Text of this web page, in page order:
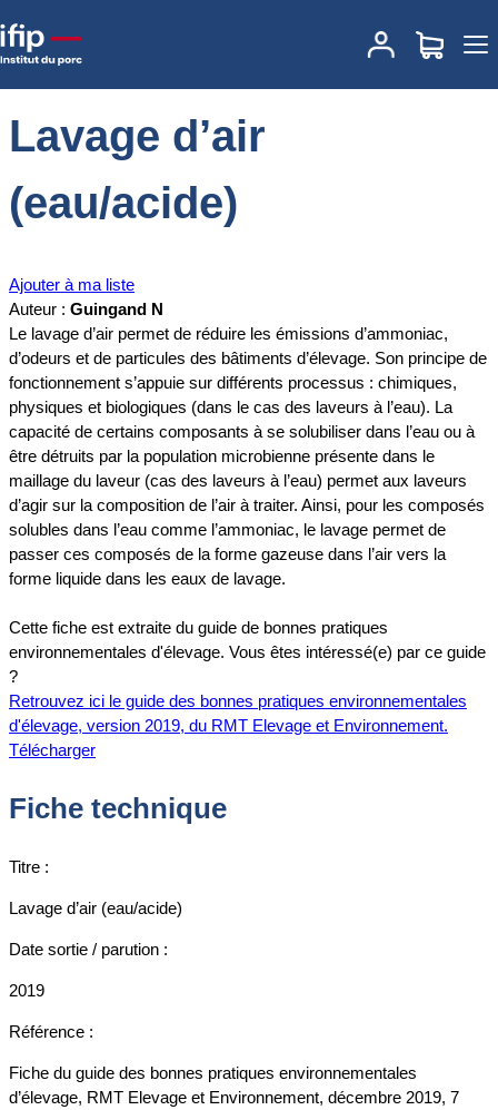
Accueil
Lavage d’air
(eau/acide)
Ajouter à ma liste
Auteur : Guingand N
Le lavage d’air permet de réduire les émissions d’ammoniac,
d’odeurs et de particules des bâtiments d’élevage. Son principe de
fonctionnement s’appuie sur différents processus : chimiques,
physiques et biologiques (dans le cas des laveurs à l’eau). La
capacité de certains composants à se solubiliser dans l’eau ou à
être détruits par la population microbienne présente dans le
maillage du laveur (cas des laveurs à l’eau) permet aux laveurs
d’agir sur la composition de l’air à traiter. Ainsi, pour les composés
solubles dans l’eau comme l’ammoniac, le lavage permet de
passer ces composés de la forme gazeuse dans l’air vers la
forme liquide dans les eaux de lavage.
Cette fiche est extraite du guide de bonnes pratiques
environnementales d'élevage. Vous êtes intéressé(e) par ce guide
?
Retrouvez ici le guide des bonnes pratiques environnementales
d'élevage, version 2019, du RMT Elevage et Environnement.
Télécharger
Fiche technique
Titre :
Lavage d’air (eau/acide)
Date sortie / parution :
2019
Référence :
Fiche du guide des bonnes pratiques environnementales
d’élevage, RMT Elevage et Environnement, décembre 2019, 7